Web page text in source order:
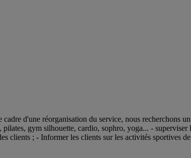
d'une réorganisation du service, nous recherchons
gym silhouette, cardio, sophro, yoga... -
clients ; - Informer les clients sur les activités sportives